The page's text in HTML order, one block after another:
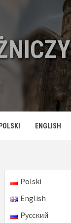
POLSKI ENGLISH
Polski
English
Русский